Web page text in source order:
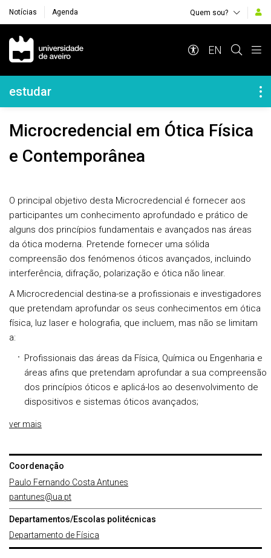
Notícias Agenda Quem sou?
Navegação Principal
EN
Navegação Lateral
estudar
Microcredencial em Ótica Física
e Contemporânea
O principal objetivo desta Microcredencial é fornecer aos
participantes um conhecimento aprofundado e prático de
alguns dos princípios fundamentais e avançados nas áreas
da ótica moderna. Pretende fornecer uma sólida
compreensão dos fenómenos óticos avançados, incluindo
interferência, difração, polarização e ótica não linear.
A Microcredencial destina-se a profissionais e investigadores
que pretendam aprofundar os seus conhecimentos em ótica
física, luz laser e holografia, que incluem, mas não se limitam
a:
Profissionais das áreas da Física, Química ou Engenharia e
áreas afins que pretendam aprofundar a sua compreensão
dos princípios óticos e aplicá-los ao desenvolvimento de
dispositivos e sistemas óticos avançados;
ver mais
Coordenação
Paulo Fernando Costa Antunes
pantunes@ua.pt
Departamentos/Escolas politécnicas
Departamento de Física